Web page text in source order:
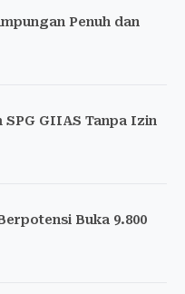
Penuh dan
SPG GIIAS Tanpa Izin
Buka 9.800